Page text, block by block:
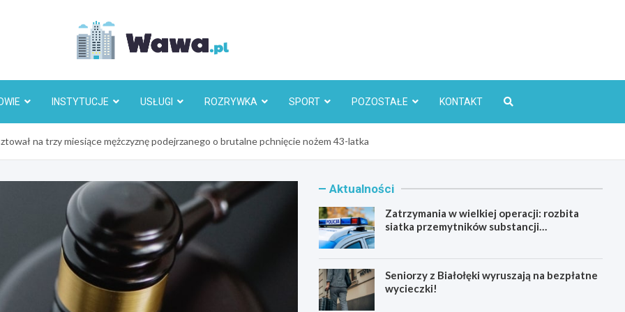
INSTYTUCJE USŁUGI ROZRYWKA SPORT POZOSTAŁE KONTAKT
na trzy miesiące mężczyznę podejrzanego o brutalne pchnięcie nożem 43-latka
Aktualności
Zatrzymania w wielkiej operacji: rozbita
siatka przemytników substancji
Seniorzy z Białołęki wyruszają na bezpłatne
wycieczki!